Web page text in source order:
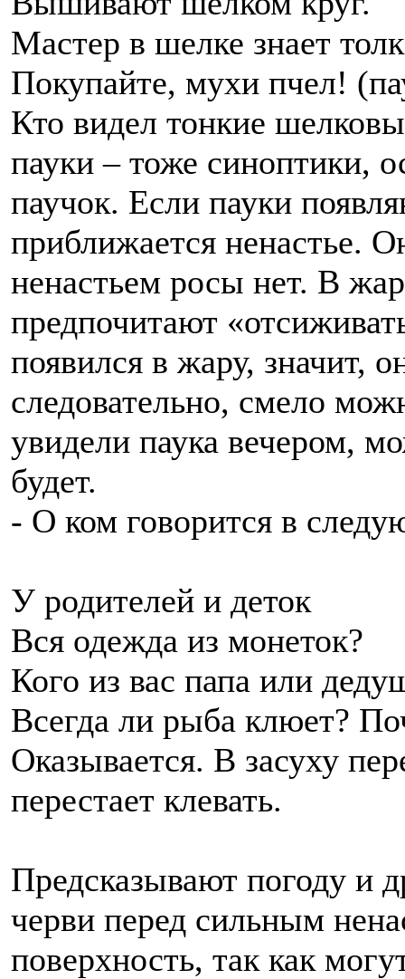
Мастер в шелке знает
Покупайте, мухи пчел!
Кто видел тонкие
пауки – тоже синоптики,
паучок. Если пауки
приближается ненастье.
ненастьем росы нет. В
предпочитают
появился в жару, значит,
следовательно, смело
увидели паука вечером,
будет.
- О ком говорится в
У родителей и деток
Вся одежда из монеток?
Кого из вас папа или
Всегда ли рыба клюет?
Оказывается. В засуху
перестает клевать.
Предсказывают погоду и
черви перед сильным
поверхность, так как